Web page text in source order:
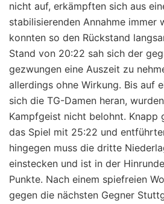
nicht auf, erkämpften sich aus
stabilisierenden Annahme immer
konnten so den Rückstand
Stand von 20:22 sah sich der
gezwungen eine Auszeit zu
allerdings ohne Wirkung. Bis auf
sich die TG-Damen heran,
Kampfgeist nicht belohnt. Knapp
das Spiel mit 25:22 und
hingegen muss die dritte
einstecken und ist in der
Punkte. Nach einem spiefreien
gegen die nächsten Gegner